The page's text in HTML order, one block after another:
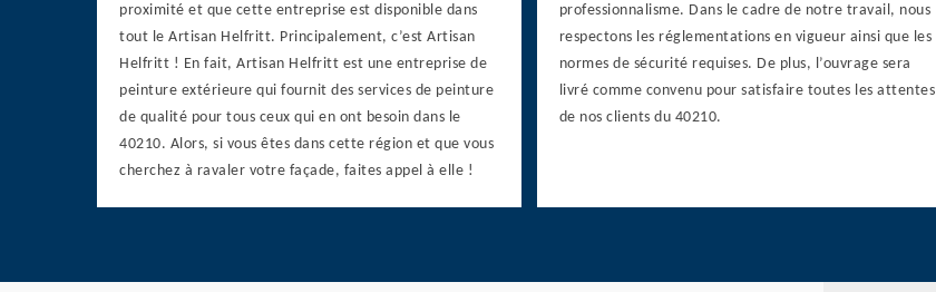
proximité et que cette entreprise est disponible dans
tout le Artisan Helfritt. Principalement, c’est Artisan
Helfritt ! En fait, Artisan Helfritt est une entreprise de
peinture extérieure qui fournit des services de peinture
de qualité pour tous ceux qui en ont besoin dans le
40210. Alors, si vous êtes dans cette région et que vous
cherchez à ravaler votre façade, faites appel à elle !
professionnalisme. Dans le cadre de notre travail, nous
respectons les réglementations en vigueur ainsi que les
normes de sécurité requises. De plus, l’ouvrage sera
livré comme convenu pour satisfaire toutes les attentes
de nos clients du 40210.